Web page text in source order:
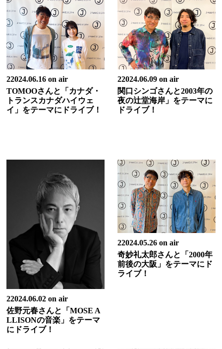
22024.06.16 on air
TOMOOさんと「カナダ・
トランスカナダハイウェ
イ」をテーマにドライブ！
22024.06.09 on air
関口シンゴさんと2003年の
夜の辻堂海岸」をテーマに
ドライブ！
22024.06.02 on air
佐野元春さんと「MOSE A
LLISONの音楽」をテーマ
にドライブ！
22024.05.26 on air
奇妙礼太郎さんと「2000年
前後の大阪」をテーマにド
ライブ！